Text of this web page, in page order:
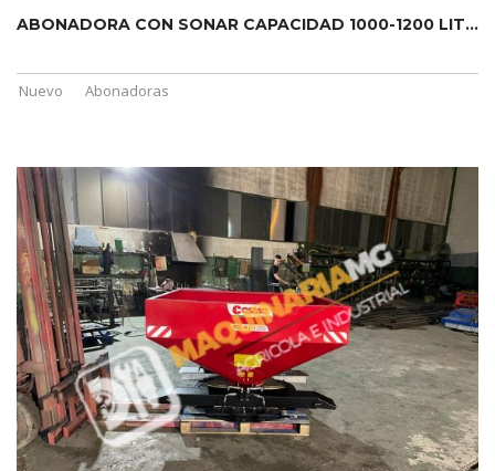
ABONADORA CON SONAR CAPACIDAD 1000-1200 LITROS
Nuevo Abonadoras